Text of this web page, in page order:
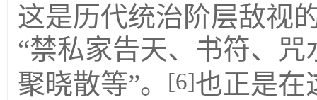
这是历代统治阶层敌视
“禁私家告天、书符、
聚晓散等”。
[6]也正是在